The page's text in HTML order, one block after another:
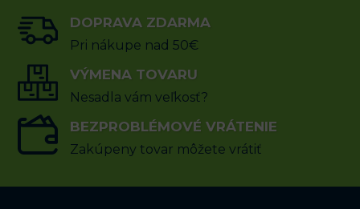
DOPRAVA ZDARMA
Pri nákupe nad 50€
VÝMENA TOVARU
Nesadla vám veľkosť?
BEZPROBLÉMOVÉ VRÁTENIE
Zakúpeny tovar môžete vrátiť